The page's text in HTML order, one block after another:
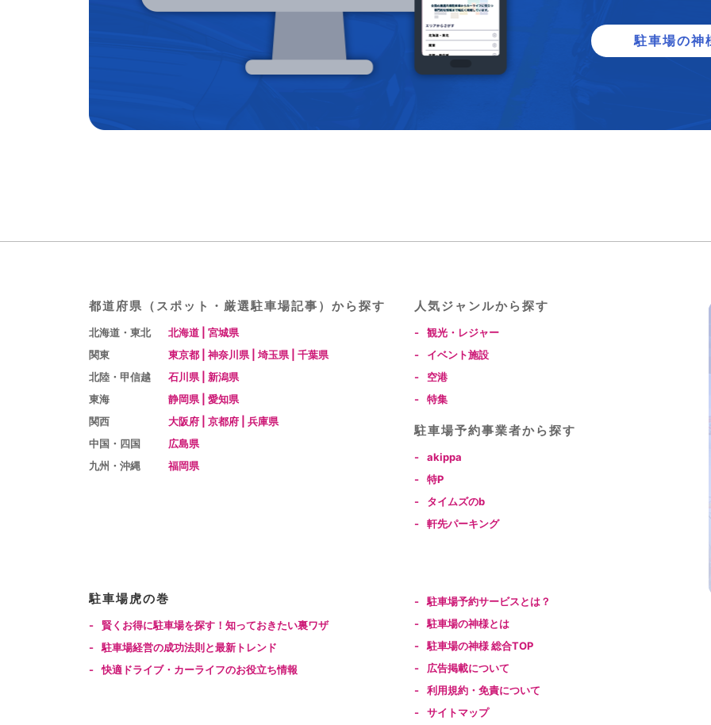
駐車場の神
都道府県（スポット・厳選駐⾞場記事）から探す
北海道・東北 北海道
宮城県
関東
東京都 神奈川県 埼玉県
千葉県
北陸・甲信越
石川県
新潟県
東海
静岡県
愛知県
関西
大阪府 京都府
兵庫県
中国・四国
広島県
九州・沖縄
福岡県
⼈気ジャンルから探す
-
観光・レジャー
-
イベント施設
-
空港
-
特集
駐⾞場予約事業者から探す
-
akippa
-
特P
-
タイムズのb
-
軒先パーキング
駐車場虎の巻
-
賢くお得に駐車場を探す！知っておきたい裏ワザ
-
駐車場経営の成功法則と最新トレンド
-
快適ドライブ・カーライフのお役立ち情報
-
駐車場予約サービスとは？
-
駐車場の神様とは
-
駐車場の神様 総合TOP
-
広告掲載について
-
利用規約・免責について
-
サイトマップ